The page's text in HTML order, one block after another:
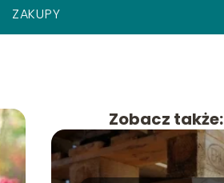
ZAKUPY
Zobacz także: